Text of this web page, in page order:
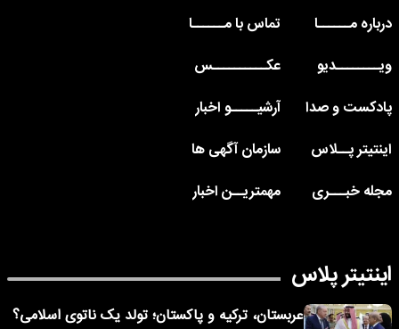
درباره مــــــا
تماس با مــــــا
ویــــــــدیو
عکــــــــــس
پادکست و صدا
آرشیـــــو اخبار
اینتیتر پــلاس
سازمان آگهی ها
مجله خبـــری
مهمتریــن اخبار
اینتیتر پلاس
عربستان، ترکیه و پاکستان؛ تولد یک ناتوی اسلامی؟